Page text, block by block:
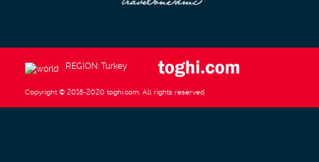
REGION: Turkey
Copyright © 2018-2020 toghi.com. All rights reserved